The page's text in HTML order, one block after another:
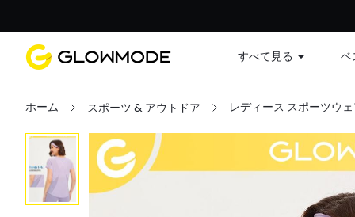
すべて見る ベ
ホーム スポーツ & アウトドア レディース スポーツウ